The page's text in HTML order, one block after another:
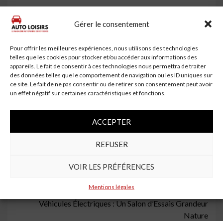
Gérer le consentement
Pour offrir les meilleures expériences, nous utilisons des technologies
telles que les cookies pour stocker et/ou accéder aux informations des
appareils. Le fait de consentir à ces technologies nous permettra de traiter
des données telles que le comportement de navigation ou les ID uniques sur
ce site. Le fait de ne pas consentir ou de retirer son consentement peut avoir
un effet négatif sur certaines caractéristiques et fonctions.
ACCEPTER
REFUSER
VOIR LES PRÉFÉRENCES
Mentions légales
Conclusion
En résumé, une voiture peut rester stationnée sans
bouger pendant plusieurs semaines, mais il est crucial de
prendre certaines précautions pour éviter des problèmes
futurs. En tenant compte des facteurs mentionnés et en
respectant les lois locales, vous pouvez assurer la
longévité de votre véhicule même lorsqu’il est inactif.
désagréments lors de la remise en service de votre
voiture.
Consommation Automobile Après Réparations : Essai
Véhicules Électriques : Un Salon d’Essais Grandeur
Nature